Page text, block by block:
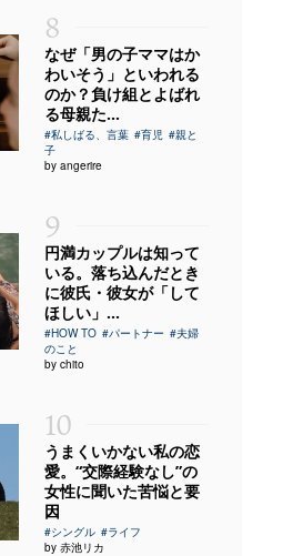
8
なぜ「男の子ママはか
わいそう」といわれる
のか？負け組とよばれ
る母親た...
#私しばる、言葉 #育児 #親と
子
by angerire
9
円満カップルは知って
いる。落ち込んだとき
に彼氏・彼女が「して
ほしい」...
#HOW TO #パートナー #夫婦
のこと
by chito
10
うまくいかない私の恋
愛。“交際経験なし”の
女性に聞いた苦悩と要
因
#シングル #ライフ
by 赤池リカ